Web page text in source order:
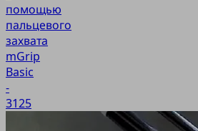
помощью
пальцевого
захвата
mGrip
Basic
-
3125